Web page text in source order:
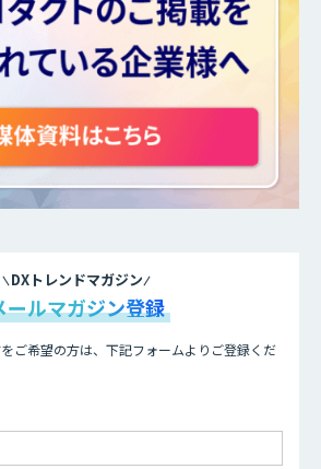
DXトレンドマガジン
ールマガジン登録
ご希望の方は、下記フォームよりご登録くだ